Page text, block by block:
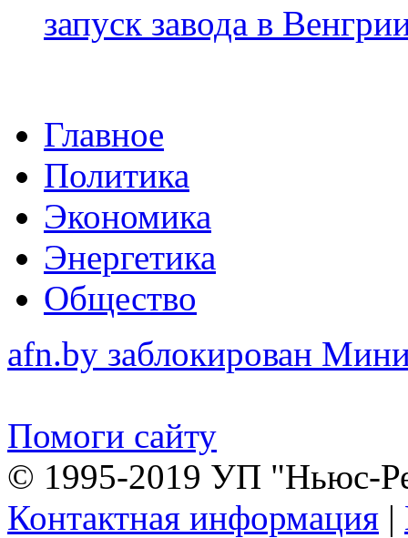
запуск завода в
Главное
Политика
Экономика
Энергетика
Общество
afn.by заблокирован
Помоги сайту
© 1995-2019 УП "Ньюс-
Контактная информация |